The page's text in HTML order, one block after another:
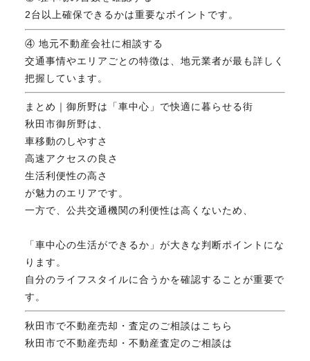
2台以上確保できるかは重要なポイントです。
④ 地元不動産会社に相談する
交通事情やエリアごとの特徴は、地元業者が最も詳しく
把握しています。
まとめ｜御所野は「車中心」で快適に暮らせる街
秋田市御所野は、
車移動のしやすさ
高速アクセスの良さ
生活利便性の高さ
が魅力のエリアです。
一方で、公共交通機関の利便性は高くないため、
「車中心の生活ができるか」が大きな判断ポイントにな
ります。
自分のライフスタイルに合うかを確認することが重要で
す。
秋田市で不動産売却・査定のご相談はこちら
秋田市で不動産売却・不動産査定のご相談は